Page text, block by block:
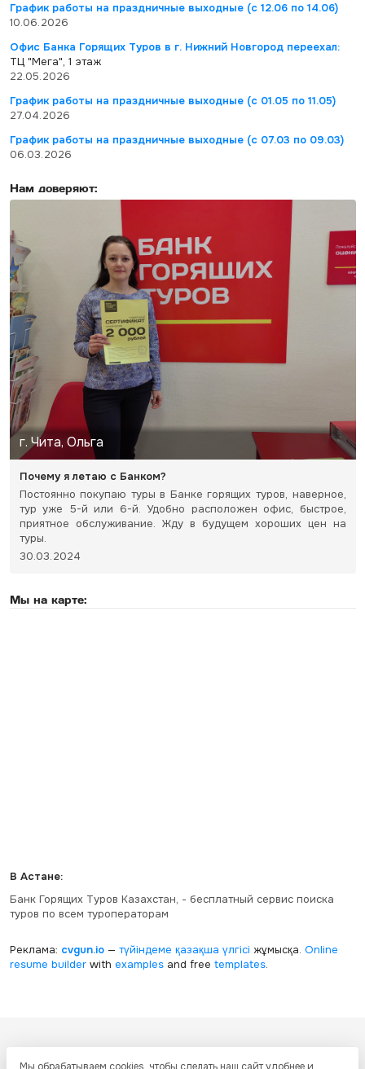
График работы на праздничные выходные (с 12.06 по 14.06)
10.06.2026
Офис Банка Горящих Туров в г. Нижний Новгород переехал:
ТЦ "Мега", 1 этаж
22.05.2026
График работы на праздничные выходные (с 01.05 по 11.05)
27.04.2026
График работы на праздничные выходные (с 07.03 по 09.03)
06.03.2026
Нам доверяют:
г. Чита, Ольга
Почему я летаю с Банком?
Постоянно покупаю туры в Банке горящих туров, наверное,
тур уже 5-й или 6-й. Удобно расположен офис, быстрое,
приятное обслуживание. Жду в будущем хороших цен на
туры.
30.03.2024
Мы на карте:
В Астане:
Банк Горящих Туров Казахстан, - бесплатный сервис поиска
туров по всем туроператорам
Реклама: cvgun.io— түйіндеме қазақша үлгісі жұмысқа. Online
resume builderwith examplesand free templates.